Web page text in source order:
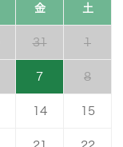
金 土
31 1
7 8
14 15